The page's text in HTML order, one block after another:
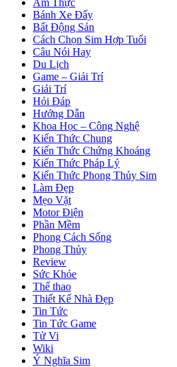
Bánh Xe Đẩy
Bất Động Sản
Cách Chọn Sim Hợp Tuổi
Câu Nói Hay
Du Lịch
Game – Giải Trí
Giải Trí
Hỏi Đáp
Hướng Dẫn
Khoa Học – Công Nghệ
Kiến Thức Chung
Kiến Thức Chứng Khoáng
Kiến Thức Pháp Lý
Kiến Thức Phong Thủy Sim
Làm Đẹp
Mẹo Vặt
Motor Điện
Phần Mềm
Phong Cách Sống
Phong Thủy
Review
Sức Khỏe
Thể thao
Thiết Kế Nhà Đẹp
Tin Tức
Tin Tức Game
Tử Vi
Wiki
Ý Nghĩa Sim